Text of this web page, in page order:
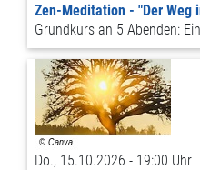
Zen-Meditation - "Der Weg
Grundkurs an 5 Abenden:
Do., 15.10.2026 - 19:00 Uhr